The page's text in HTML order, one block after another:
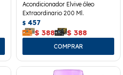
Acondicionador Elvive óleo
Extraordinario 200 Ml.
$ 457
$ 388 $ 388